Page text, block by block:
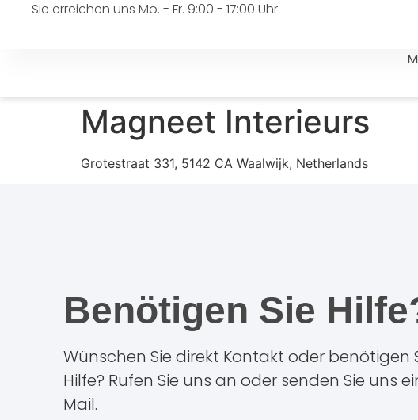
Sie erreichen uns Mo. - Fr. 9:00 - 17:00 Uhr
Magneet Interieurs
Grotestraat 331, 5142 CA Waalwijk, Netherlands
Benötigen Sie
Wünschen Sie direkt Kontakt oder benötigen
Hilfe? Rufen Sie uns an oder senden Sie uns
Mail.